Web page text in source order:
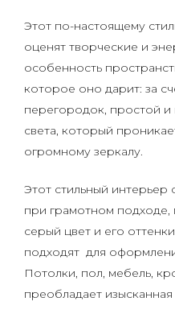
Этот по-настоящему
оценят творческие и
особенность
которое оно дарит: за
перегородок, простой и
света, который
огромному зеркалу.
Этот стильный интерьер
при грамотном
серый цвет и его
подходят для
Потолки, пол, мебель,
преобладает изысканная